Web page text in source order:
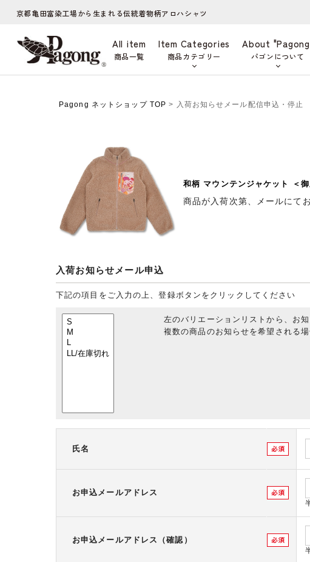
京都亀田富染工場から生まれる伝統着物柄アロハシャツ
All item
商品一覧
Item Categories
商品カテゴリー
About
パゴンについて
Pagong ネットショップ TOP > 入荷お知らせメール配信申込・停止
和柄 マウンテンジャケット ＜
商品が入荷次第、メールにて
入荷お知らせメール申込
下記の項目をご入力の上、登録ボタンをクリックしてください
左のバリエーションリストから、お
複数の商品のお知らせを希望される
氏名
お申込メールアドレス
お申込メールアドレス（確認）